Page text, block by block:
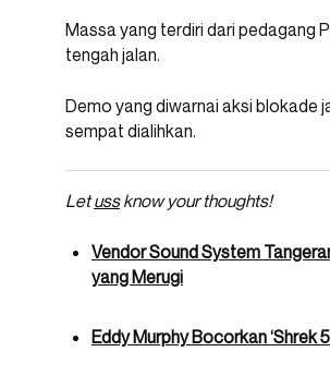
Massa yang terdiri dari pedagang
tengah jalan.
Demo yang diwarnai aksi blokade
sempat dialihkan.
Letussknow your thoughts!
Vendor Sound System
yang Merugi
Eddy Murphy Bocorkan ‘Shrek